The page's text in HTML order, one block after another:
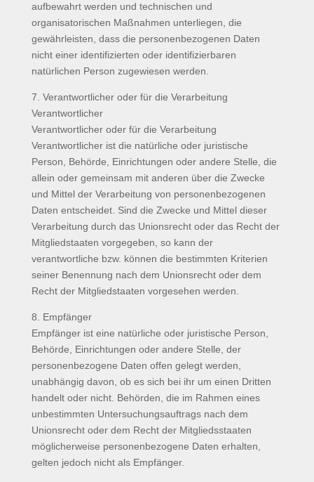
aufbewahrt werden und technischen und
organisatorischen Maßnahmen unterliegen, die
gewährleisten, dass die personenbezogenen Daten
nicht einer identifizierten oder identifizierbaren
natürlichen Person zugewiesen werden.
7. Verantwortlicher oder für die Verarbeitung
Verantwortlicher
Verantwortlicher oder für die Verarbeitung
Verantwortlicher ist die natürliche oder juristische
Person, Behörde, Einrichtungen oder andere Stelle, die
allein oder gemeinsam mit anderen über die Zwecke
und Mittel der Verarbeitung von personenbezogenen
Daten entscheidet. Sind die Zwecke und Mittel dieser
Verarbeitung durch das Unionsrecht oder das Recht der
Mitgliedstaaten vorgegeben, so kann der
verantwortliche bzw. können die bestimmten Kriterien
seiner Benennung nach dem Unionsrecht oder dem
Recht der Mitgliedstaaten vorgesehen werden.
8. Empfänger
Empfänger ist eine natürliche oder juristische Person,
Behörde, Einrichtungen oder andere Stelle, der
personenbezogene Daten offen gelegt werden,
unabhängig davon, ob es sich bei ihr um einen Dritten
handelt oder nicht. Behörden, die im Rahmen eines
unbestimmten Untersuchungsauftrags nach dem
Unionsrecht oder dem Recht der Mitgliedsstaaten
möglicherweise personenbezogene Daten erhalten,
gelten jedoch nicht als Empfänger.